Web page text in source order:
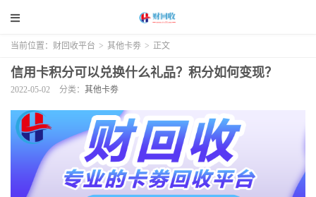
当前位置： 财回收平台 > 其他卡劵 > 正文
信用卡积分可以兑换什么礼品？积分如何变现？
2022-05-02 分类： 其他卡劵